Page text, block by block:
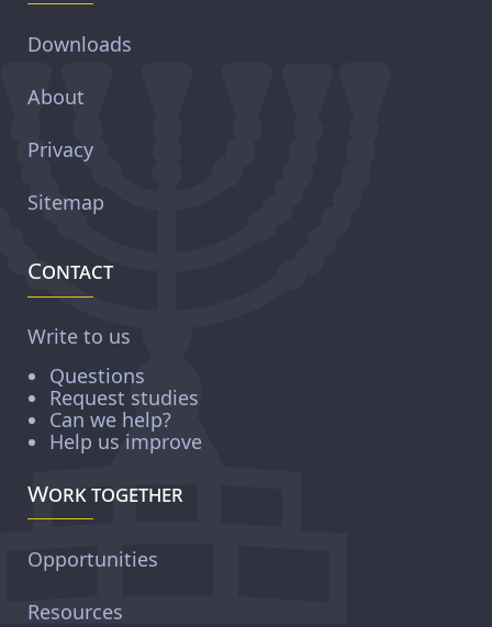
Downloads
About
Privacy
Sitemap
Contact
Write to us
Questions
Request studies
Can we help?
Help us improve
Work together
Opportunities
Resources